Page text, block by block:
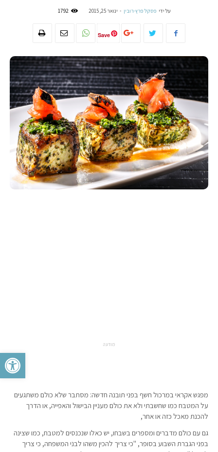
פתח
על ידי פסקל פרץ-רובין - ינואר 25, 2015 1792
Save
מודעה
מפגש אקראי במרכול חשף בפני תובנה חדשה: מסתבר שלא כולם משתגעים
על המטבח כמו שחשבתי ולא את כולם מעניין הבישול והאפייה, או הדרך
להכנת מאכל כזה או אחר,
גם עם כולם מדברים ומספרים בשבחו, יש כאלו שנכנסים למטבח, כמו שצינה
בפני הגברת השבוע בסופר, "כי צריך להכין משהו לבני המשפחה, כי צריך